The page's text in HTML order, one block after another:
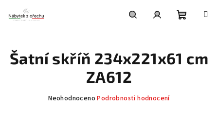
obsah
košík
Šatní skříň 234x221x61 cm
ZA612
Průměrné
Neohodnoceno Podrobnosti hodnocení